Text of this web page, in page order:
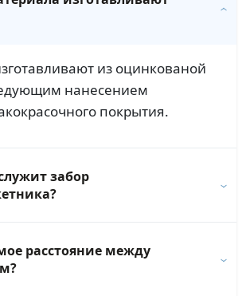
из оцинкованой
нанесением
покрытия.
забор
расстояние между